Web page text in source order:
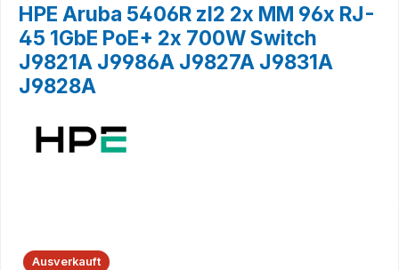
HPE Aruba 5406R zl2 2x MM 96x RJ-
45 1GbE PoE+ 2x 700W Switch
J9821A J9986A J9827A J9831A
J9828A
Bildergalerie überspringen
Ausverkauft